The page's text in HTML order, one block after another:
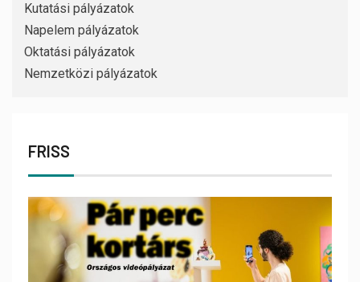
Kutatási pályázatok
Napelem pályázatok
Oktatási pályázatok
Nemzetközi pályázatok
FRISS